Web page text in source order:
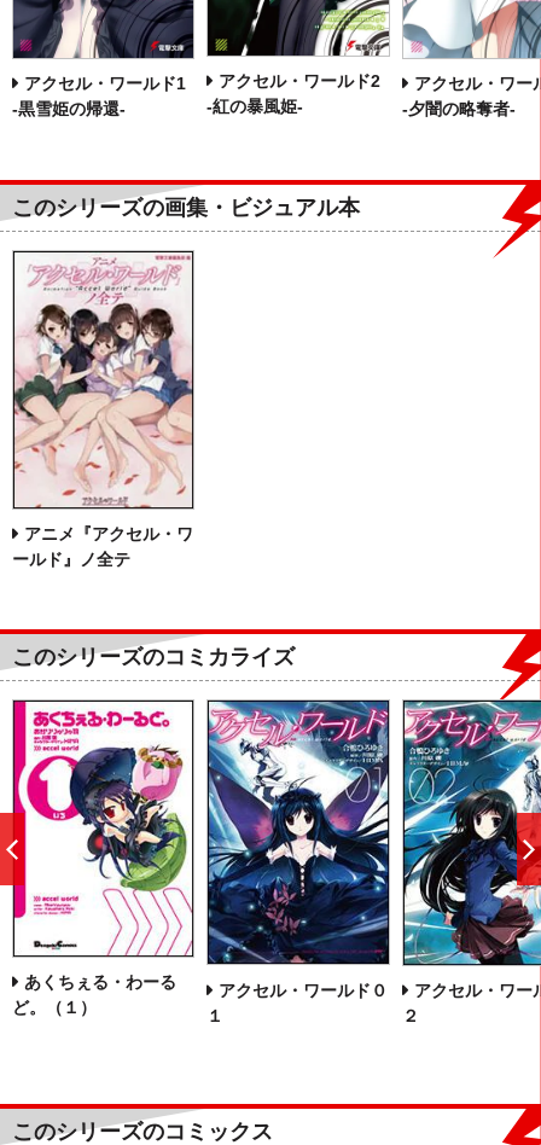
アクセル・ワールド1
‐黒雪姫の帰還‐
アクセル・ワールド2
‐紅の暴風姫‐
アクセル・ワー
‐夕闇の略奪者‐
このシリーズの画集・ビジュアル本
アニメ『アクセル・ワ
ールド』ノ全テ
このシリーズのコミカライズ
あくちぇる・わーる
ど。（１）
アクセル・ワールド０
１
アクセル・ワー
２
このシリーズのコミックス